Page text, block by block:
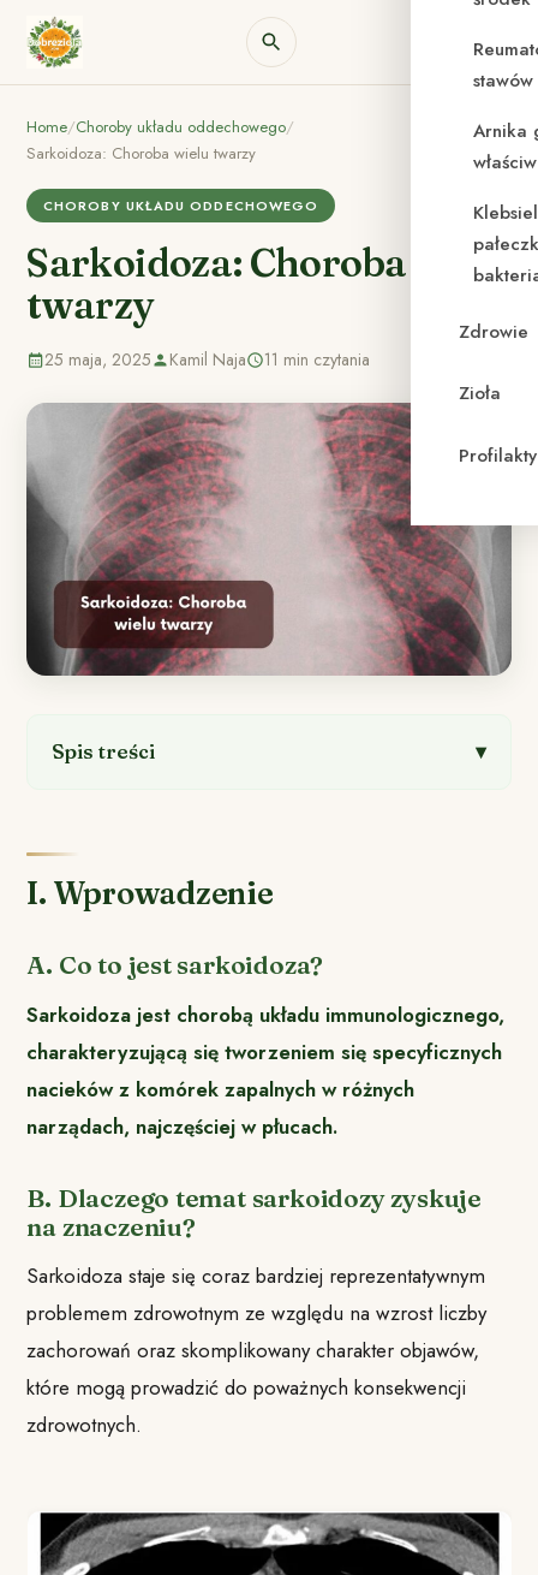
Arnika
Zdrowie
Zioła
Home/Choroby układu oddechowego/
Sarkoidoza: Choroba wielu twarzy
CHOROBY UKŁADU ODDECHOWEGO
Sarkoidoza: Choroba wielu
twarzy
25 maja, 2025 Kamil Naja 11 min czytania
Spis treści
I. Wprowadzenie
A. Co to jest sarkoidoza?
Sarkoidoza jest chorobą układu immunologicznego,
charakteryzującą się tworzeniem się specyficznych
nacieków z komórek zapalnych w różnych
narządach, najczęściej w płucach.
B. Dlaczego temat sarkoidozy zyskuje
na znaczeniu?
Sarkoidoza staje się coraz bardziej reprezentatywnym
problemem zdrowotnym ze względu na wzrost liczby
zachorowań oraz skomplikowany charakter objawów,
które mogą prowadzić do poważnych konsekwencji
zdrowotnych.